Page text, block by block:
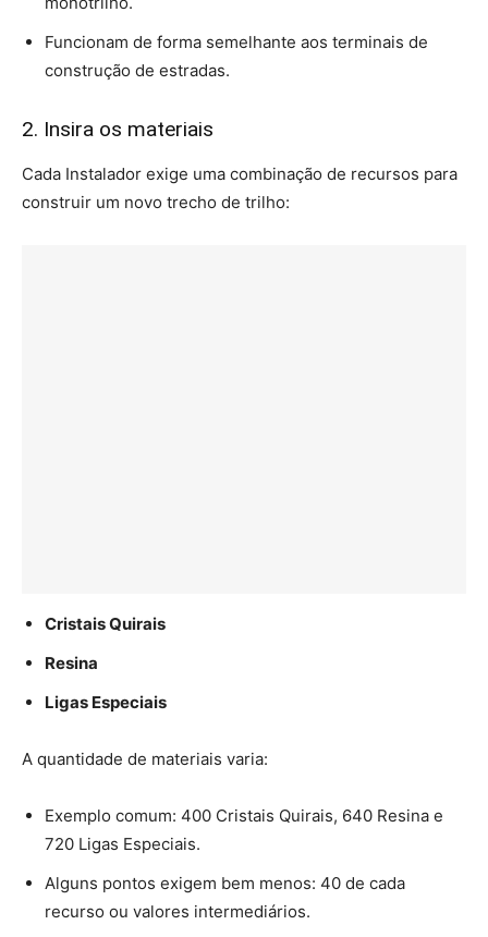
Funcionam de forma semelhante aos terminais de
construção de estradas.
2. Insira os materiais
Cada Instalador exige uma combinação de recursos para
construir um novo trecho de trilho:
Cristais Quirais
Resina
Ligas Especiais
A quantidade de materiais varia:
Exemplo comum: 400 Cristais Quirais, 640 Resina e
720 Ligas Especiais.
Alguns pontos exigem bem menos: 40 de cada
recurso ou valores intermediários.